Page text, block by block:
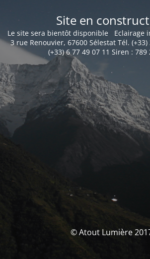
Site en
Le site sera bientôt disponible Eclairage
3 rue Renouvier, 67600 Sélestat Tél.
(+33) 6 77 49 07 11 Siren : 789
© Atout Lumière